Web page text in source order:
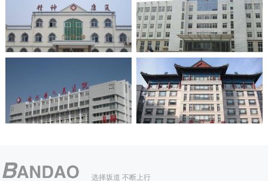
选择坂道 不断上行